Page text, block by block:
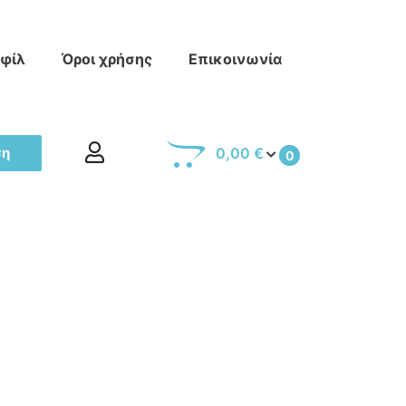
Όροι χρήσης Επικοινωνία
0
0,00 €